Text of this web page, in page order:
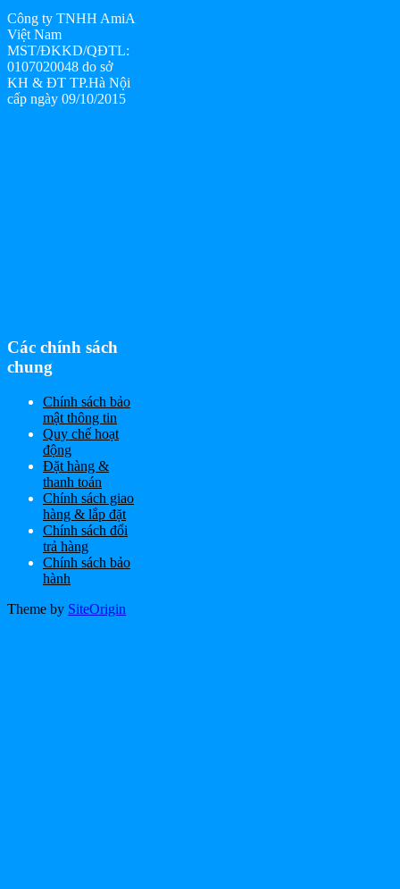
Công ty TNHH AmiA
Việt Nam
MST/ĐKKD/QĐTL:
0107020048 do sở
KH & ĐT TP.Hà Nội
cấp ngày 09/10/2015
Các chính sách
chung
Chính sách bảo
mật thông tin
Quy chế hoạt
động
Đặt hàng &
thanh toán
Chính sách giao
hàng & lắp đặt
Chính sách đổi
trả hàng
Chính sách bảo
hành
Theme by SiteOrigin